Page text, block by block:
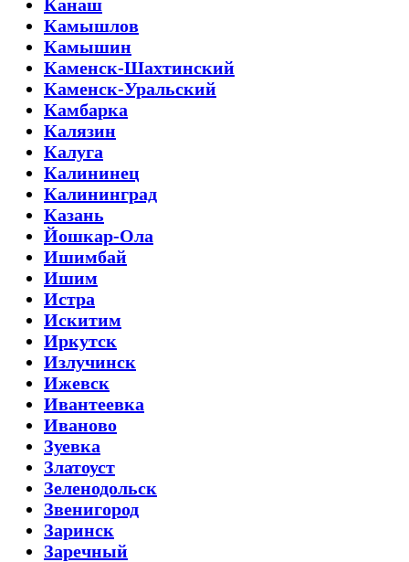
Канаш
Камышлов
Камышин
Каменск-Шахтинский
Каменск-Уральский
Камбарка
Калязин
Калуга
Калининец
Калининград
Казань
Йошкар-Ола
Ишимбай
Ишим
Истра
Искитим
Иркутск
Излучинск
Ижевск
Ивантеевка
Иваново
Зуевка
Златоуст
Зеленодольск
Звенигород
Заринск
Заречный